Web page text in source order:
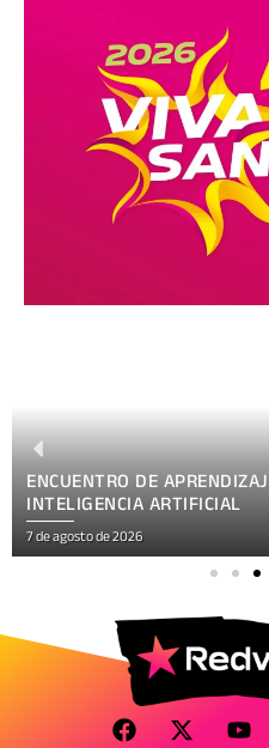
ENCUENTRO DE
INTELIGENCIA ARTIFICIAL
7 de agosto de 2026